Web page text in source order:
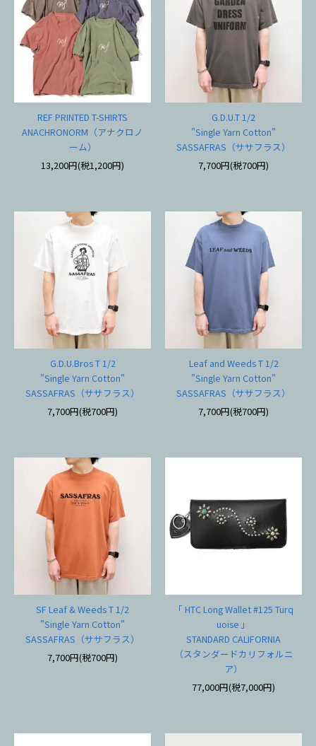
REF PRINTED T-SHIRTS
ANACHRONORM（アナクロノ
ーム）
13,200円(税1,200円)
G.D.U.T 1/2
"Single Yarn Cotton"
SASSAFRAS（ササフラス）
7,700円(税700円)
G.D.U.Bros T 1/2
"Single Yarn Cotton"
SASSAFRAS（ササフラス）
7,700円(税700円)
Leaf and Weeds T 1/2
"Single Yarn Cotton"
SASSAFRAS（ササフラス）
7,700円(税700円)
SF Leaf & Weeds T 1/2
"Single Yarn Cotton"
SASSAFRAS（ササフラス）
7,700円(税700円)
「 HTC Long Wallet #125 Turq
uoise 」
STANDARD CALIFORNIA
（スタンダードカリフォルニ
ア）
77,000円(税7,000円)